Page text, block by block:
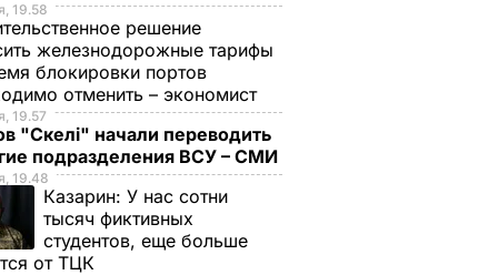
19.58
решение
железнодорожные тарифы
блокировки портов
отменить – экономист
19.57
"Скелі" начали переводить
подразделения ВСУ – СМИ
19.48
Казарин: У нас сотни
тысяч фиктивных
студентов, еще больше
от ТЦК